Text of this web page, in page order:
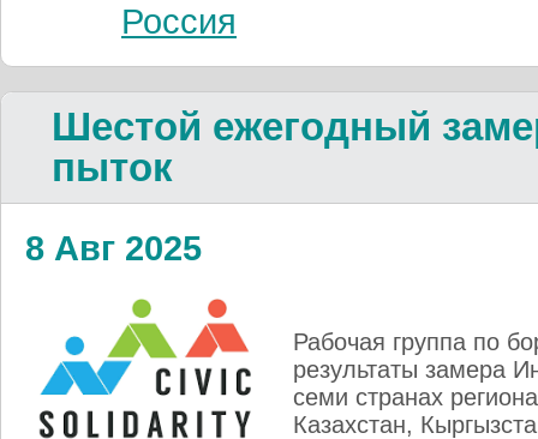
Россия
Шестой ежегодный
пыток
8 Авг 2025
Рабочая группа по
результаты замера
семи странах
Казахстан,